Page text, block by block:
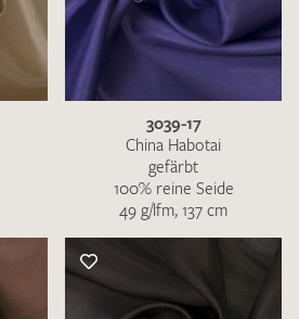
3039-17
China Habotai
gefärbt
100% reine Seide
49 g/lfm, 137 cm